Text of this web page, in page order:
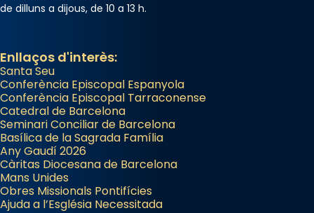
de dilluns a dijous, de 10 a 13 h.
Enllaços d'interès:
Santa Seu
Conferència Episcopal Espanyola
Conferència Episcopal Tarraconense
Catedral de Barcelona
Seminari Conciliar de Barcelona
Basílica de la Sagrada Família
Any Gaudí 2026
Càritas Diocesana de Barcelona
Mans Unides
Obres Missionals Pontifícies
Ajuda a l’Església Necessitada